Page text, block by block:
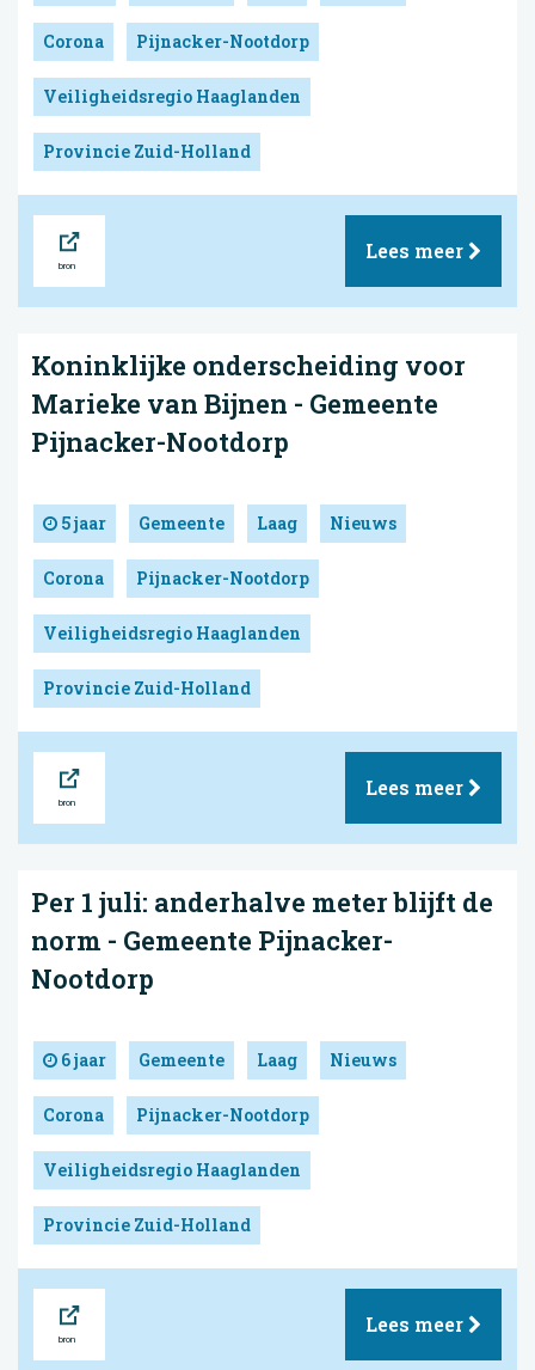
Corona Pijnacker-Nootdorp
Veiligheidsregio Haaglanden
Provincie Zuid-Holland
Lees meer
Koninklijke onderscheiding voor
Marieke van Bijnen - Gemeente
Pijnacker-Nootdorp
5 jaar Gemeente Laag Nieuws
Corona Pijnacker-Nootdorp
Veiligheidsregio Haaglanden
Provincie Zuid-Holland
Lees meer
Per 1 juli: anderhalve meter blijft de
norm - Gemeente Pijnacker-
Nootdorp
6 jaar Gemeente Laag Nieuws
Corona Pijnacker-Nootdorp
Veiligheidsregio Haaglanden
Provincie Zuid-Holland
Lees meer